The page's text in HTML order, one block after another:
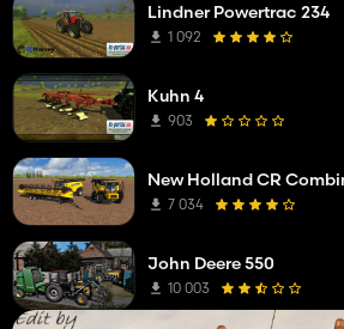
Lindner Powertrac 234
1 092
Kuhn 4
903
New Holland CR
7 034
John Deere 550
10 003